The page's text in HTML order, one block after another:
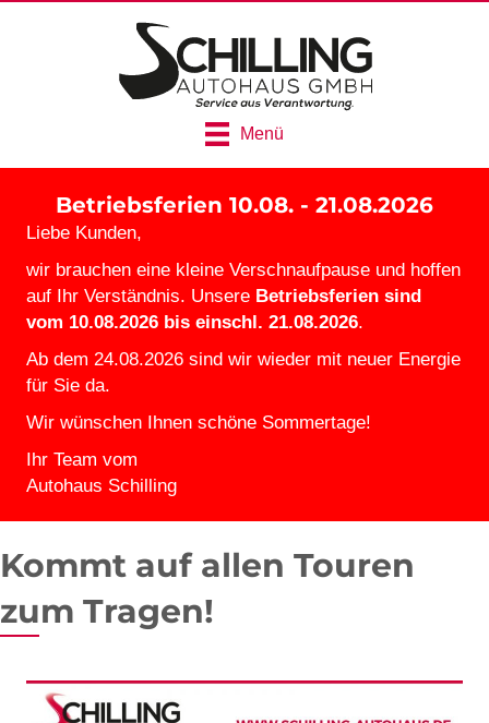
Menü
Betriebsferien 10.08. - 21.08.2026
Liebe Kunden,
wir brauchen eine kleine Verschnaufpause und hoffen
auf Ihr Verständnis. Unsere Betriebsferien sind
vom 10.08.2026 bis einschl. 21.08.2026.
Ab dem 24.08.2026 sind wir wieder mit neuer Energie
für Sie da.
Wir wünschen Ihnen schöne Sommertage!
Ihr Team vom
Autohaus Schilling
Kommt auf allen Touren
zum Tragen!